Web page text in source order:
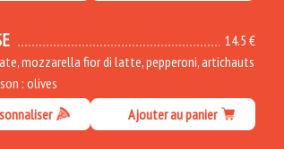
14.5 €
mozzarella fior di latte, pepperoni, artichauts
: olives
Ajouter au panier